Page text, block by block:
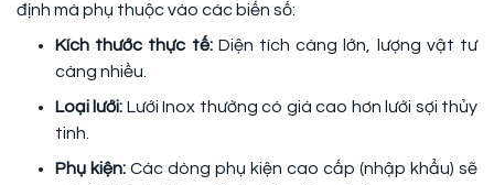
định mà phụ thuộc vào các biến số:
Kích thước thực tế:Diện tích càng lớn, lượng vật tư
càng nhiều.
Loại lưới: Lưới Inox thường có giá cao hơn lưới sợi thủy
tinh.
Phụ kiện: Các dòng phụ kiện cao cấp (nhập khẩu) sẽ